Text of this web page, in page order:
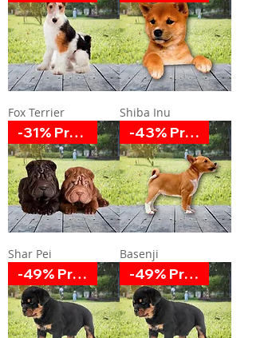
Fox Terrier Shiba Inu
-31% Promoción
Shar Pei
-43% Promoción
Basenji
-49% Promoción -49% Promoción